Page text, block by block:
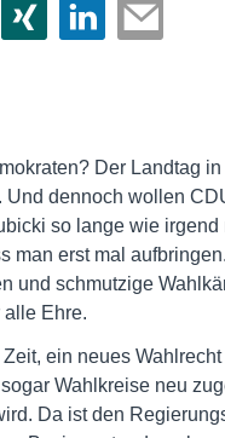
Der Landtag
dennoch wollen
so lange wie
man erst mal
und schmutzige
Ehre.
ein neues
Wahlkreise neu
Da ist den